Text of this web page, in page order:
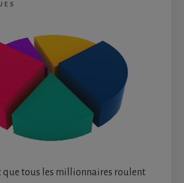
que tous les millionnaires roulent